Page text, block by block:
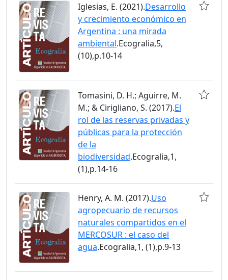
Iglesias, E. (2021).Desarrollo
y crecimiento económico en
Argentina : una mirada
ambiental.Ecogralia,5,
(10),p.10-14
Tomasini, D. H.; Aguirre, M.
M.; & Cirigliano, S. (2017).El
rol de las reservas privadas y
públicas para la protección
de la
biodiversidad.Ecogralia,1,
(1),p.14-16
Henry, A. M. (2017).Uso
agropecuario de recursos
naturales compartidos en el
MERCOSUR : el caso del
agua.Ecogralia,1, (1),p.9-13